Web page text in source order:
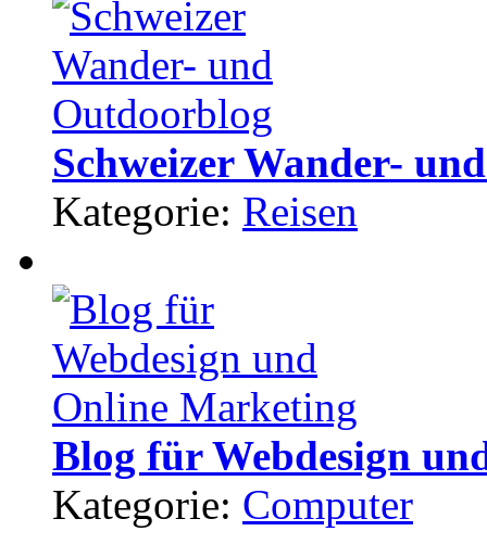
Schweizer Wander-
Kategorie: Reisen
Blog für Webdesign
Kategorie: Computer